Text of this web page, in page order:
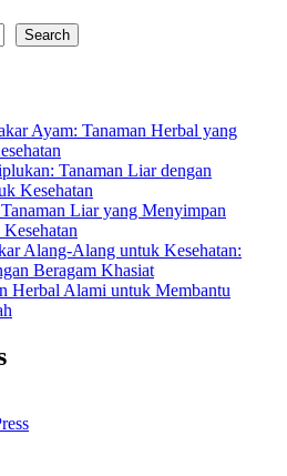
untuk
Search
Ayam: Tanaman Herbal yang
Tanaman Liar dengan
Kesehatan
Liar yang Menyimpan
Alang-Alang untuk Kesehatan:
Beragam Khasiat
Herbal Alami untuk Membantu